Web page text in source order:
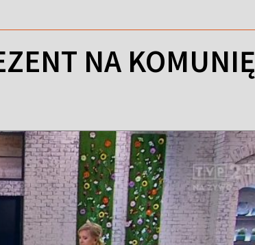
NA KOMUNIĘ